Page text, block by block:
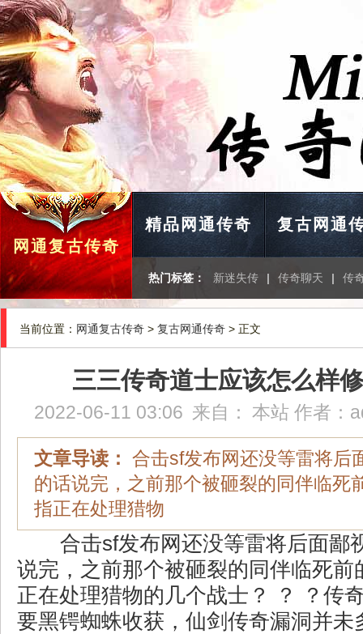
网通复古传奇
精品网通传奇 复古网通
热门标签： 新迷失传 | 传奇聊天 | 传
当前位置： 网通复古传奇 > 复古网通传奇 > 正文
三三传奇道士应该怎么样
2022-06-11 03:06 来自： 本站 作者：
文章导读： 合击sf发布网还没等雷将后
的话说完，之前那个被砸裂的同伴临死
指正在处理猎物
合击sf发布网还没等雷将后面鄙
说完，之前那个被砸裂的同伴临死前
正在处理猎物的几个战士？ ？ ？传
要黑锷蜘蛛收获，仙剑传奇漏洞并未